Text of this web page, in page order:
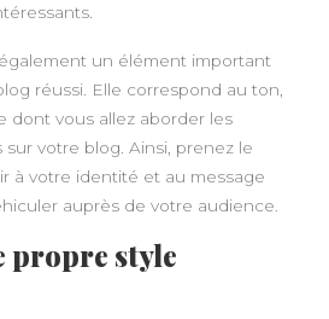
un élément important
réussi. Elle correspond au ton,
dont vous allez aborder les
votre blog. Ainsi, prenez le
à votre identité et au message
auprès de votre audience.
propre style